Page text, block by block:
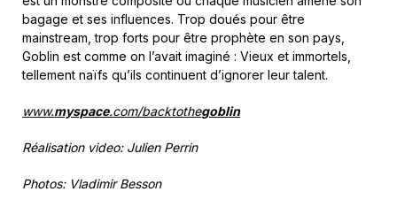
bagage et ses influences. Trop doués pour être
mainstream, trop forts pour être prophète en son pays,
Goblin est comme on l’avait imaginé : Vieux et immortels,
tellement naïfs qu’ils continuent d’ignorer leur talent.
www.myspace.com/backtothegoblin
Réalisation video: Julien Perrin
Photos: Vladimir Besson